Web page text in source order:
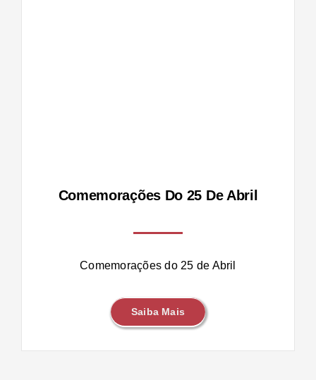
Comemorações Do 25 De Abril
Comemorações do 25 de Abril
Saiba Mais